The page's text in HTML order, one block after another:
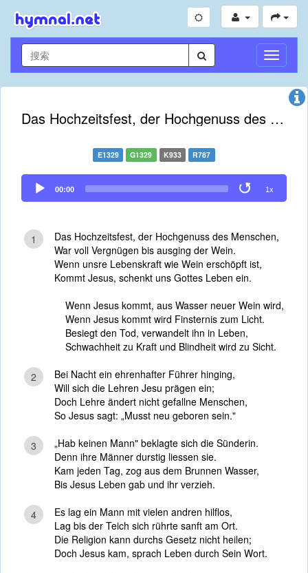
切
换
导
Das Hochzeitsfest, der Hochgenuss des Menschen
E1329 G1329 K933 R787
Audio
Player
00:00 1x
1
Das Hochzeitsfest, der Hochgenuss des Menschen,
War voll Vergnügen bis ausging der Wein.
Wenn unsre Lebenskraft wie Wein erschöpft ist,
Kommt Jesus, schenkt uns Gottes Leben ein.
Wenn Jesus kommt, aus Wasser neuer Wein wird,
Wenn Jesus kommt wird Finsternis zum Licht.
Besiegt den Tod, verwandelt ihn in Leben,
Schwachheit zu Kraft und Blindheit wird zu Sicht.
2
Bei Nacht ein ehrenhafter Führer hinging,
Will sich die Lehren Jesu prägen ein;
Doch Lehre ändert nicht gefallne Menschen,
So Jesus sagt: „Musst neu geboren sein."
3
„Hab keinen Mann" beklagte sich die Sünderin.
Denn ihre Männer durstig liessen sie.
Kam jeden Tag, zog aus dem Brunnen Wasser,
Bis Jesus Leben gab und ihr verzieh.
4
Es lag ein Mann mit vielen andren hilflos,
Lag bis der Teich sich rührte sanft am Ort.
Die Religion kann durchs Gesetz nicht heilen;
Doch Jesus kam, sprach Leben durch Sein Wort.